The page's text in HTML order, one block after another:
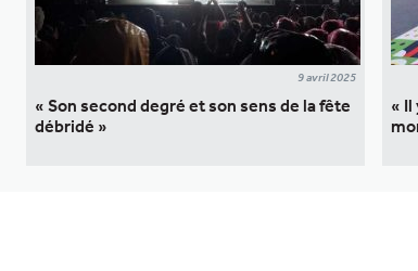
9 avril 2025
« Son second degré et son sens de la fête
débridé »
« Il